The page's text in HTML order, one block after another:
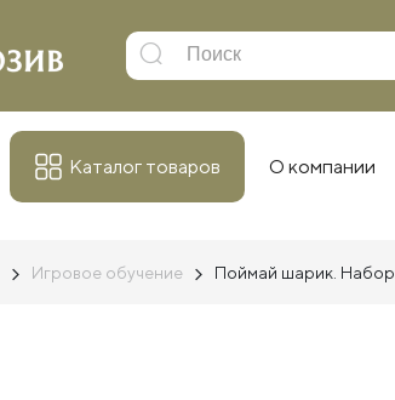
Каталог товаров О компании
Игровое обучение Поймай шарик. Набор